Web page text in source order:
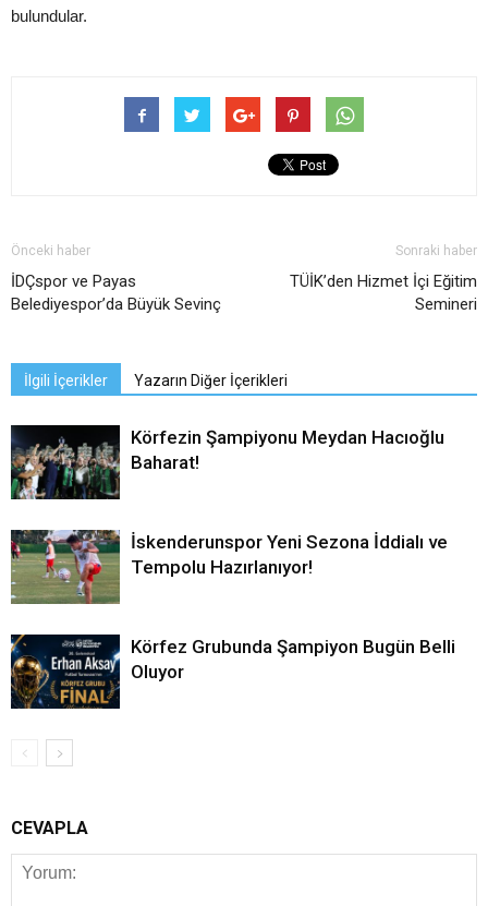
bulundular.
Önceki haber
İDÇspor ve Payas
Belediyespor’da Büyük Sevinç
Sonraki haber
TÜİK’den Hizmet İçi Eğitim
Semineri
İlgili İçerikler Yazarın Diğer İçerikleri
Körfezin Şampiyonu Meydan Hacıoğlu
Baharat!
İskenderunspor Yeni Sezona İddialı ve
Tempolu Hazırlanıyor!
Körfez Grubunda Şampiyon Bugün Belli
Oluyor
CEVAPLA